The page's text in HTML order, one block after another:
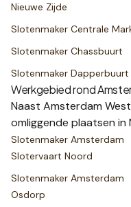
Nieuwe Zijde
Slotenmaker Centrale
Slotenmaker Chassbuurt
Slotenmaker Dapperbuurt
Werkgebied rond
Naast Amsterdam
omliggende plaatsen in
Slotenmaker Amsterdam
Slotervaart Noord
Slotenmaker Amsterdam
Osdorp